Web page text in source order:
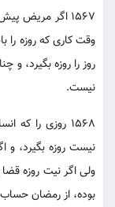
1567 اگر مريض
وقت كارى كه روزه را
روز را روزه بگيرد، و
نيست.
1568 روزى را
نيست روزه بگيرد، و
ولى اگر نيت روزه
بوده، از رمضان